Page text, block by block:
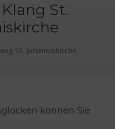
St.
St. Johanniskirche
können Sie